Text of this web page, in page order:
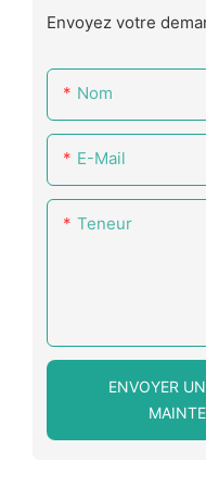
Envoyez votre
Nom
E-Mail
Teneur
ENVOYER